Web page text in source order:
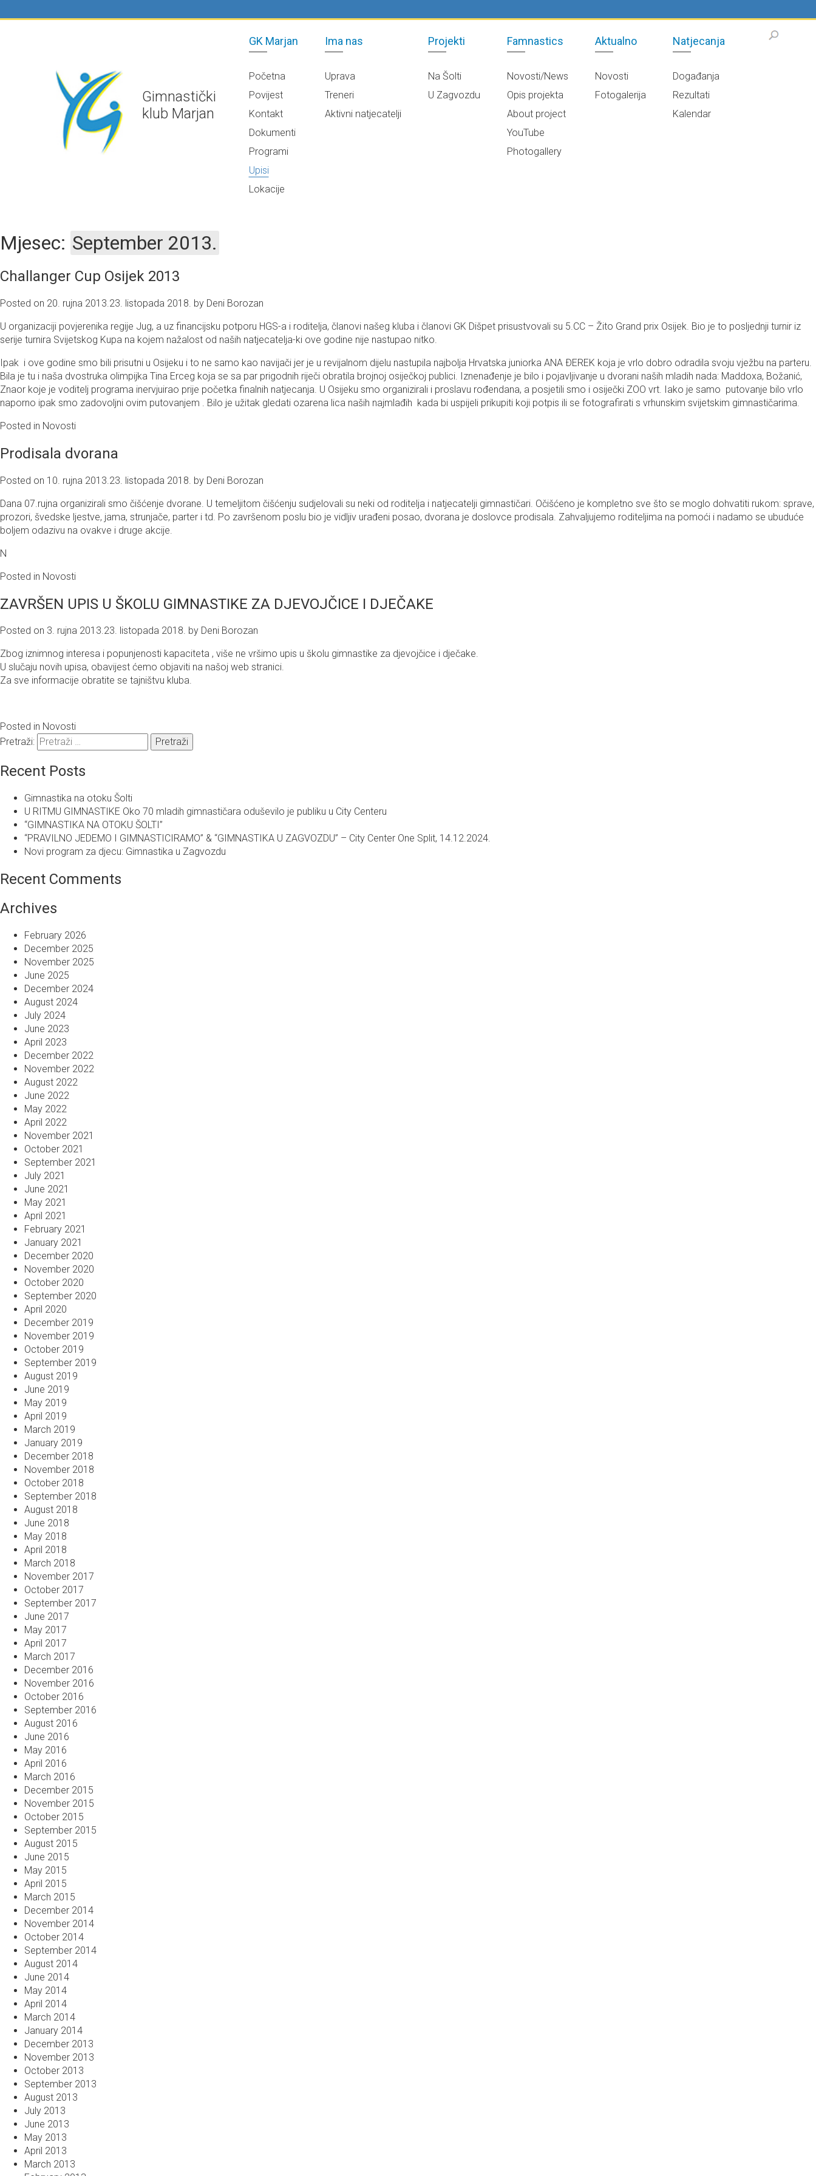
Gimnastički
klub Marjan
GK Marjan
Početna
Povijest
Kontakt
Dokumenti
Programi
Upisi
Lokacije
Ima nas
Uprava
Treneri
Aktivni natjecatelji
Projekti
Na Šolti
U Zagvozdu
Famnastics
Novosti/News
Opis projekta
About project
YouTube
Photogallery
Aktualno
Novosti
Fotogalerija
Natjecanja
Događanja
Rezultati
Kalendar
Mjesec: September 2013.
Challanger Cup Osijek 2013
Posted on 20. rujna 2013. 23. listopada 2018. by Deni Borozan
U organizaciji povjerenika regije Jug, a uz financijsku potporu HGS-a i roditelja, članovi našeg kluba i članovi GK Dišpet prisustvovali su 5.CC – Žito Grand prix Osijek. Bio je to posljednji turnir iz
serije turnira Svijetskog Kupa na kojem nažalost od naših natjecatelja-ki ove godine nije nastupao nitko.
Ipak i ove godine smo bili prisutni u Osijeku i to ne samo kao navijači jer je u revijalnom dijelu nastupila najbolja Hrvatska juniorka ANA ÐEREK koja je vrlo dobro odradila svoju vježbu na parteru.
Bila je tu i naša dvostruka olimpijka Tina Erceg koja se sa par prigodnih riječi obratila brojnoj osiječkoj publici. Iznenađenje je bilo i pojavljivanje u dvorani naših mladih nada: Maddoxa, Božanić,
Znaor koje je voditelj programa inervjuirao prije početka finalnih natjecanja. U Osijeku smo organizirali i proslavu rođendana, a posjetili smo i osiječki ZOO vrt. Iako je samo putovanje bilo vrlo
naporno ipak smo zadovoljni ovim putovanjem . Bilo je užitak gledati ozarena lica naših najmlađih kada bi uspijeli prikupiti koji potpis ili se fotografirati s vrhunskim svijetskim gimnastičarima.
Posted in Novosti
Prodisala dvorana
Posted on 10. rujna 2013. 23. listopada 2018. by Deni Borozan
Dana 07.rujna organizirali smo čišćenje dvorane. U temeljitom čišćenju sudjelovali su neki od roditelja i natjecatelji gimnastičari. Očišćeno je kompletno sve što se moglo dohvatiti rukom: sprave,
prozori, švedske ljestve, jama, strunjače, parter i td. Po završenom poslu bio je vidljiv urađeni posao, dvorana je doslovce prodisala. Zahvaljujemo roditeljima na pomoći i nadamo se ubuduće
boljem odazivu na ovakve i druge akcije.
N
Posted in Novosti
ZAVRŠEN UPIS U ŠKOLU GIMNASTIKE ZA DJEVOJČICE I DJEČAKE
Posted on 3. rujna 2013.23. listopada 2018. by Deni Borozan
Zbog iznimnog interesa i popunjenosti kapaciteta , više ne vršimo upis u školu gimnastike za djevojčice i dječake.
U slučaju novih upisa, obavijest ćemo objaviti na našoj web stranici.
Za sve informacije obratite se tajništvu kluba.
Posted in Novosti
Pretraži:
Recent Posts
Gimnastika na otoku Šolti
U RITMU GIMNASTIKE Oko 70 mladih gimnastičara oduševilo je publiku u City Centeru
“GIMNASTIKA NA OTOKU ŠOLTI”
“PRAVILNO JEDEMO I GIMNASTICIRAMO” & “GIMNASTIKA U ZAGVOZDU” – City Center One Split, 14.12.2024.
Novi program za djecu: Gimnastika u Zagvozdu
Recent Comments
Archives
February 2026
December 2025
November 2025
June 2025
December 2024
August 2024
July 2024
June 2023
April 2023
December 2022
November 2022
August 2022
June 2022
May 2022
April 2022
November 2021
October 2021
September 2021
July 2021
June 2021
May 2021
April 2021
February 2021
January 2021
December 2020
November 2020
October 2020
September 2020
April 2020
December 2019
November 2019
October 2019
September 2019
August 2019
June 2019
May 2019
April 2019
March 2019
January 2019
December 2018
November 2018
October 2018
September 2018
August 2018
June 2018
May 2018
April 2018
March 2018
November 2017
October 2017
September 2017
June 2017
May 2017
April 2017
March 2017
December 2016
November 2016
October 2016
September 2016
August 2016
June 2016
May 2016
April 2016
March 2016
December 2015
November 2015
October 2015
September 2015
August 2015
June 2015
May 2015
April 2015
March 2015
December 2014
November 2014
October 2014
September 2014
August 2014
June 2014
May 2014
April 2014
March 2014
January 2014
December 2013
November 2013
October 2013
September 2013
August 2013
July 2013
June 2013
May 2013
April 2013
March 2013